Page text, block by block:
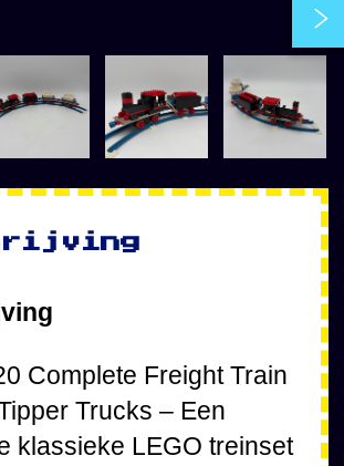
Complete Freight Train
Trucks – Een
klassieke LEGO treinset